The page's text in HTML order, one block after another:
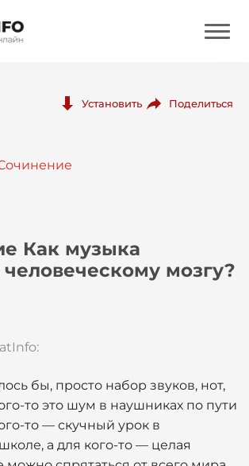
Установить Поделиться
Как музыка
мозгу?
бы, просто набор звуков, нот,
то это шум в наушниках по пути
то — скучный урок в
а для кого-то — целая